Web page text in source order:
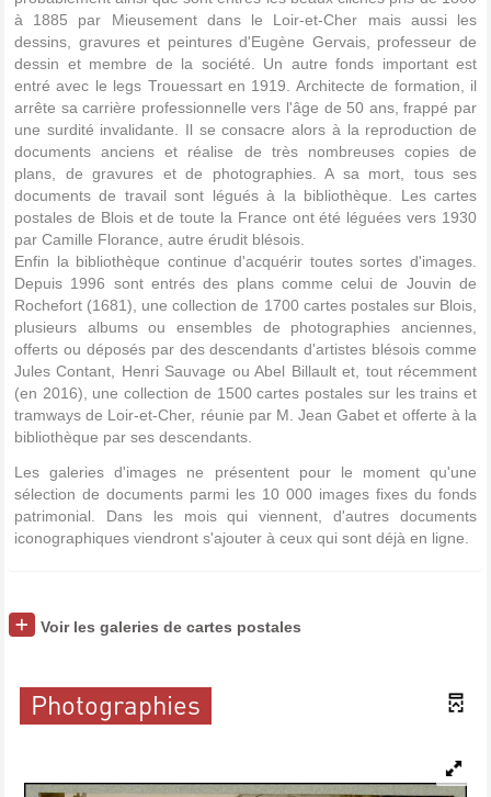
à 1885 par Mieusement dans le Loir-et-Cher mais aussi les
dessins, gravures et peintures d'Eugène Gervais, professeur de
dessin et membre de la société. Un autre fonds important est
entré avec le legs Trouessart en 1919. Architecte de formation, il
arrête sa carrière professionnelle vers l'âge de 50 ans, frappé par
une surdité invalidante. Il se consacre alors à la reproduction de
documents anciens et réalise de très nombreuses copies de
plans, de gravures et de photographies. A sa mort, tous ses
documents de travail sont légués à la bibliothèque. Les cartes
postales de Blois et de toute la France ont été léguées vers 1930
par Camille Florance, autre érudit blésois.
Enfin la bibliothèque continue d'acquérir toutes sortes d'images.
Depuis 1996 sont entrés des plans comme celui de Jouvin de
Rochefort (1681), une collection de 1700 cartes postales sur Blois,
plusieurs albums ou ensembles de photographies anciennes,
offerts ou déposés par des descendants d'artistes blésois comme
Jules Contant, Henri Sauvage ou Abel Billault et, tout récemment
(en 2016), une collection de 1500 cartes postales sur les trains et
tramways de Loir-et-Cher, réunie par M. Jean Gabet et offerte à la
bibliothèque par ses descendants.
Les galeries d'images ne présentent pour le moment qu'une
sélection de documents parmi les 10 000 images fixes du fonds
patrimonial. Dans les mois qui viennent, d'autres documents
iconographiques viendront s'ajouter à ceux qui sont déjà en ligne.
Voir les galeries de cartes postales
Photographies